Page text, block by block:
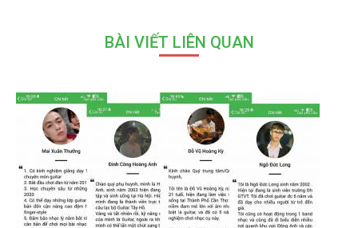
BÀI VIẾT LIÊN QUAN